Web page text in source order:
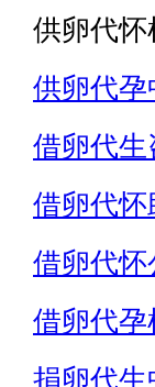
供卵代怀
供卵代孕
借卵代生
借卵代怀
借卵代怀
借卵代孕
捐卵代生